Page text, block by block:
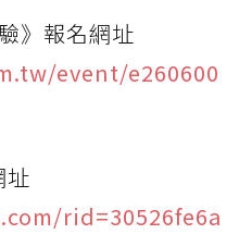
》報名網址
event/e260600
址
rid=30526fe6a